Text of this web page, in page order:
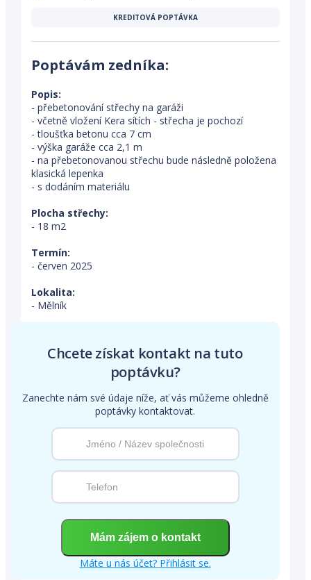
KREDITOVÁ POPTÁVKA
Poptávám zedníka:
Popis:
- přebetonování střechy na garáži
- včetně vložení Kera sítích - střecha je pochozí
- tloušťka betonu cca 7 cm
- výška garáže cca 2,1 m
- na přebetonovanou střechu bude následně položena
klasická lepenka
- s dodáním materiálu
Plocha střechy:
- 18 m2
Termín:
- červen 2025
Lokalita:
- Mělník
Chcete získat kontakt na tuto
poptávku?
Zanechte nám své údaje níže, ať vás můžeme ohledně
poptávky kontaktovat.
Máte u nás účet? Přihlásit se.